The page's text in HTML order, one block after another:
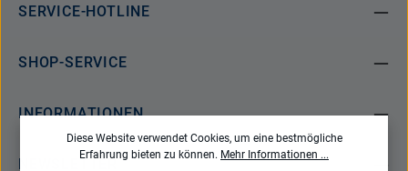
SERVICE-HOTLINE
SHOP-SERVICE
INFORMATIONEN
Diese Website verwendet Cookies, um eine bestmögliche
Erfahrung bieten zu können. Mehr Informationen ...